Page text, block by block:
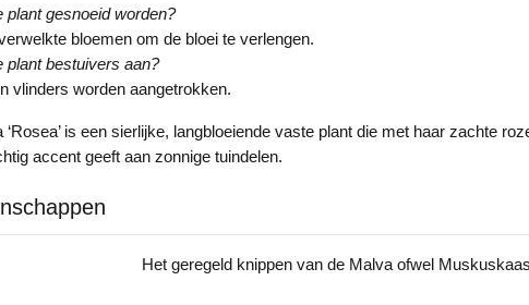
plant gesnoeid worden?
bloemen om de bloei te verlengen.
plant bestuivers aan?
vlinders worden aangetrokken.
is een sierlijke, langbloeiende vaste plant die met haar zachte
accent geeft aan zonnige tuindelen.
Het geregeld knippen van de Malva ofwel